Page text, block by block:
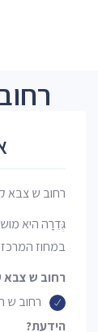
רחוב ש צבא
גְּדֵרָה היא
במחוז
רחוב ש צבא
רחוב ש
הידעת?